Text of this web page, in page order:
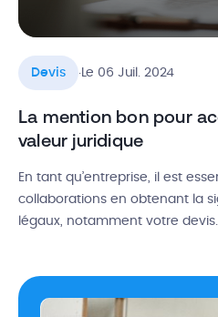
Devis .Le 06 Juil. 2024
La mention bon pour
valeur juridique
En tant qu’entreprise, il est
collaborations en obtenant la
légaux, notamment votre
Mention bon pour accord,
valeur juridique d’un […]